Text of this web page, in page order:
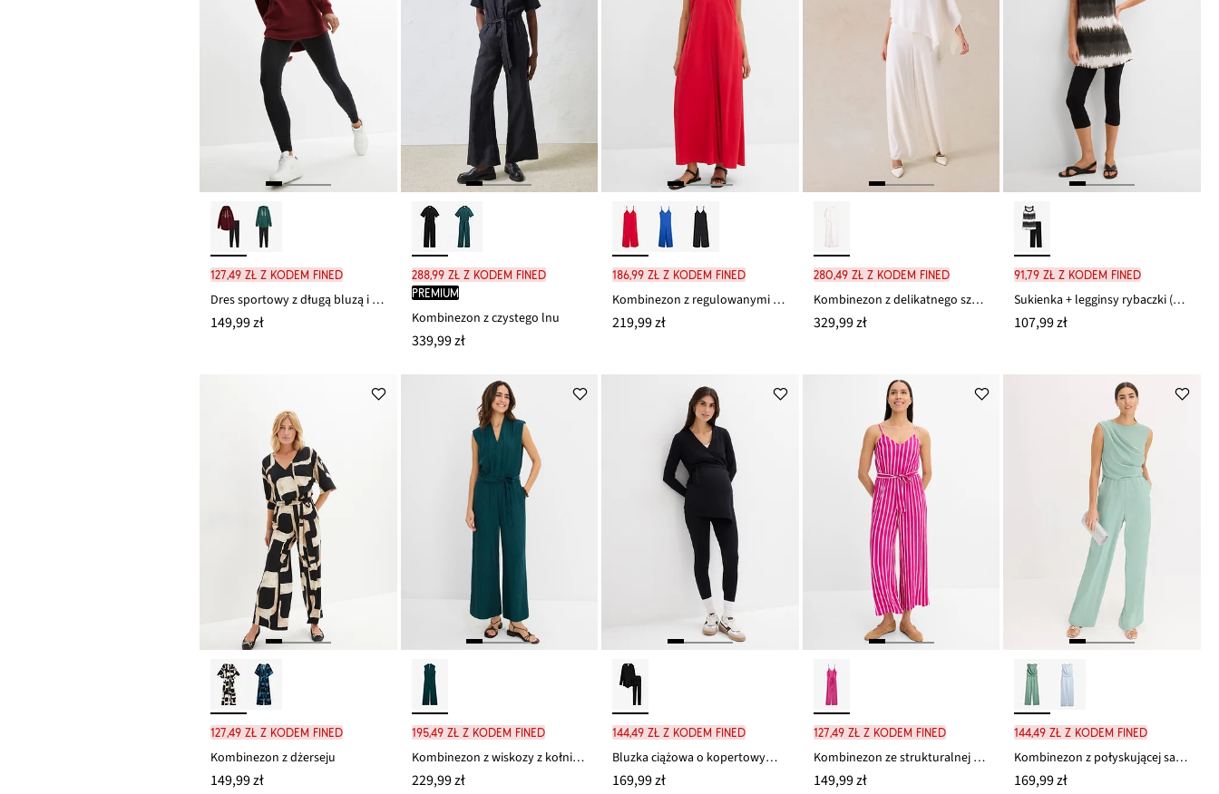
127,49 zł z kodem FINED
Dres sportowy z długą bluzą i legginsami (2 części)
149,99 zł
288,99 zł z kodem FINED
PREMIUM
Kombinezon z czystego lnu
339,99 zł
186,99 zł z kodem FINED
Kombinezon z regulowanymi ramiączkami z mieszanki wiskozy
219,99 zł
280,49 zł z kodem FINED
Kombinezon z delikatnego szyfonu
329,99 zł
91,79 zł z kodem FINED
Sukienka + legginsy rybaczki (2 części)
107,99 zł
127,49 zł z kodem FINED
Kombinezon z dżerseju
149,99 zł
195,49 zł z kodem FINED
Kombinezon z wiskozy z kołnierzykiem ze stójką
229,99 zł
144,49 zł z kodem FINED
Bluzka ciążowa o kopertowym kroju i wygodne legginsy (komplet 2-cz.)
169,99 zł
127,49 zł z kodem FINED
Kombinezon ze strukturalnej wiskozy
149,99 zł
144,49 zł z kodem FINED
Kombinezon z połyskującej satyny
169,99 zł